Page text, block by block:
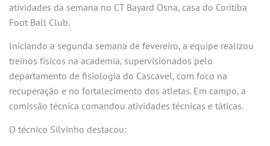
atividades da semana no CT Bayard Osna, casa do Coritiba
Foot Ball Club.
Iniciando a segunda semana de fevereiro, a equipe realizou
treinos físicos na academia, supervisionados pelo
departamento de fisiologia do Cascavel, com foco na
recuperação e no fortalecimento dos atletas. Em campo, a
comissão técnica comandou atividades técnicas e táticas.
O técnico Silvinho destacou: